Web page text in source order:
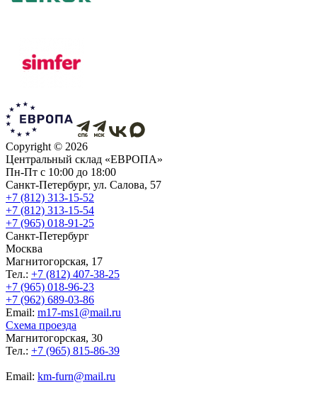
Copyright © 2026
Центральный склад «ЕВРОПА»
Пн-Пт с 10:00 до 18:00
Санкт-Петербург, ул. Салова, 57
+7 (812) 313-15-52
+7 (812) 313-15-54
+7 (965) 018-91-25
Санкт-Петербург
Москва
Магнитогорская, 17
Тел.: +7 (812) 407-38-25
+7 (965) 018-96-23
+7 (962) 689-03-86
Еmail: m17-ms1@mail.ru
Схема проезда
Магнитогорская, 30
Тел.: +7 (965) 815-86-39
Еmail: km-furn@mail.ru